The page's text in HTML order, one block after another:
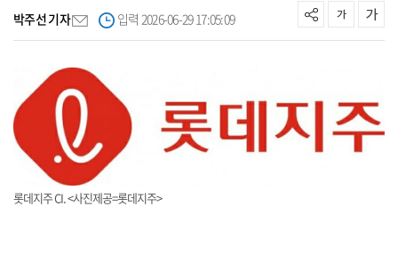
박주선 기자 입력 2026-06-29 17:05:09
롯데지주 CI. <사진제공=롯데지주>